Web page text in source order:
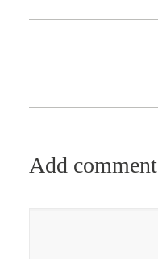
Add comment